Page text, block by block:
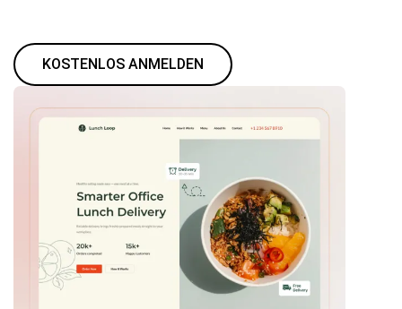
KOSTENLOS ANMELDEN